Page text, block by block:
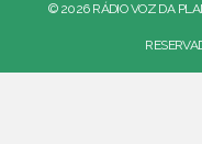
© 2026 RÁDIO VOZ DA